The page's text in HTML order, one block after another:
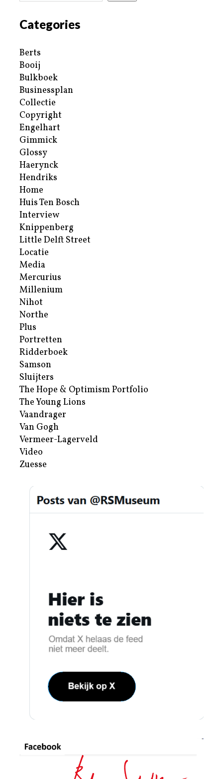
Categories
Berts
Booij
Bulkboek
Businessplan
Collectie
Copyright
Engelhart
Gimmick
Glossy
Haerynck
Hendriks
Home
Huis Ten Bosch
Interview
Knippenberg
Little Delft Street
Locatie
Media
Mercurius
Millenium
Nihot
Northe
Plus
Portretten
Ridderboek
Samson
Sluijters
The Hope & Optimism Portfolio
The Young Lions
Vaandrager
Van Gogh
Vermeer-Lagerveld
Video
Zuesse